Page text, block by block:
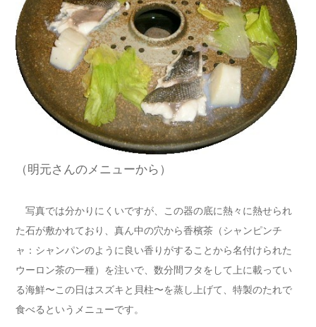
（明元さんのメニューから）
写真では分かりにくいですが、この器の底に熱々に熱せられ
た石が敷かれており、真ん中の穴から香檳茶（シャンピンチ
ャ：シャンパンのように良い香りがすることから名付けられた
ウーロン茶の一種）を注いで、数分間フタをして上に載ってい
る海鮮〜この日はスズキと貝柱〜を蒸し上げて、特製のたれで
食べるというメニューです。